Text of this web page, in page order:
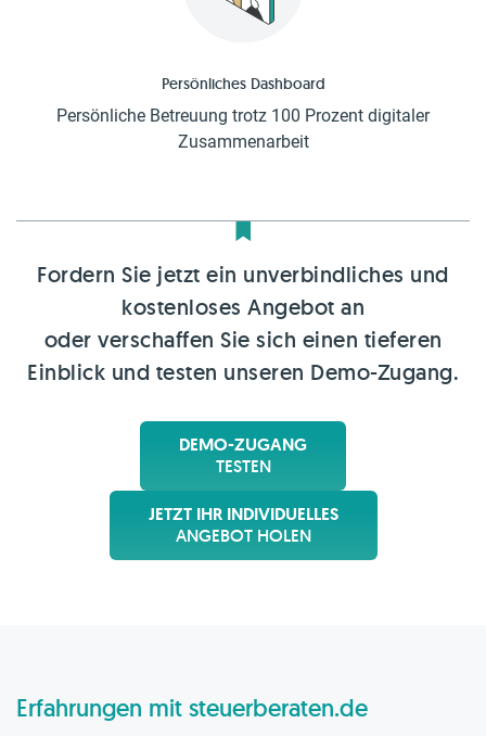
Persönliches Dashboard
Persönliche Betreuung trotz 100 Prozent digitaler
Zusammenarbeit
Fordern Sie jetzt ein unverbindliches und
kostenloses Angebot an
oder verschaffen Sie sich einen tieferen
Einblick und testen unseren Demo-Zugang.
DEMO-ZUGANG
TESTEN
JETZT IHR INDIVIDUELLES
ANGEBOT HOLEN
Erfahrungen mit steuerberaten.de